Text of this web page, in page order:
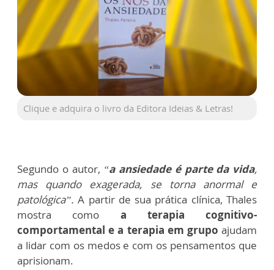
Clique e adquira o livro da Editora Ideias & Letras!
Segundo o autor, “a ansiedade é parte da vida,
mas quando exagerada, se torna anormal e
patológica”. A partir de sua prática clínica, Thales
mostra como a terapia cognitivo-
comportamental e a terapia em grupo ajudam
a lidar com os medos e com os pensamentos que
aprisionam.